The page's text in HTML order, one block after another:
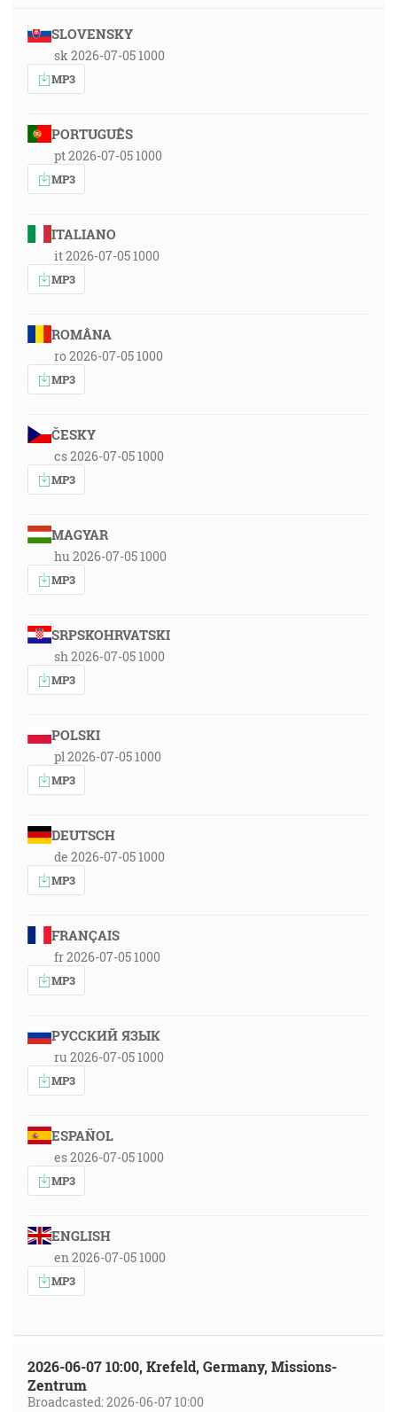
SLOVENSKY
sk 2026-07-05 1000
MP3
PORTUGUÊS
pt 2026-07-05 1000
MP3
ITALIANO
it 2026-07-05 1000
MP3
ROMÂNA
ro 2026-07-05 1000
MP3
ČESKY
cs 2026-07-05 1000
MP3
MAGYAR
hu 2026-07-05 1000
MP3
SRPSKOHRVATSKI
sh 2026-07-05 1000
MP3
POLSKI
pl 2026-07-05 1000
MP3
DEUTSCH
de 2026-07-05 1000
MP3
FRANÇAIS
fr 2026-07-05 1000
MP3
РУССКИЙ ЯЗЫК
ru 2026-07-05 1000
MP3
ESPAÑOL
es 2026-07-05 1000
MP3
ENGLISH
en 2026-07-05 1000
MP3
2026-06-07 10:00, Krefeld, Germany, Missions-
Zentrum
Broadcasted: 2026-06-07 10:00